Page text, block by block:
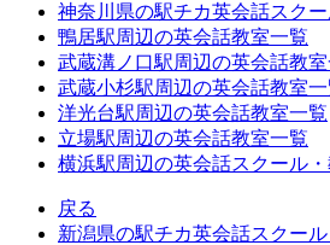
神奈川県の駅チカ英会話スク
鴨居駅周辺の英会話教室一覧
武蔵溝ノ口駅周辺の英会話教
武蔵小杉駅周辺の英会話教室一
洋光台駅周辺の英会話教室一覧
立場駅周辺の英会話教室一覧
横浜駅周辺の英会話スクール
戻る
新潟県の駅チカ英会話スクー